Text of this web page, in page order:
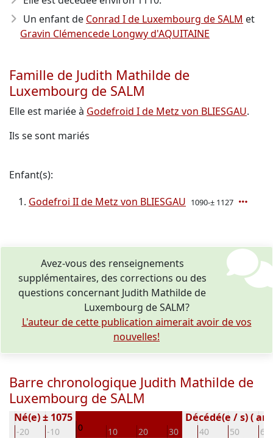
Un enfant de Conrad I de Luxembourg de SALM et
Gravin Clémencede Longwy d'AQUITAINE
Famille de Judith Mathilde de
Luxembourg de SALM
Elle est mariée à Godefroid I de Metz von BLIESGAU.
Ils se sont mariés
Enfant(s):
Godefroi II de Metz von BLIESGAU 1090-± 1127
Avez-vous des renseignements
supplémentaires, des corrections ou des
questions concernant Judith Mathilde de
Luxembourg de SALM?
L'auteur de cette publication aimerait avoir de vos
nouvelles!
Barre chronologique Judith Mathilde de
Luxembourg de SALM
-20 -10 0 10 20 30 40 50 60
Né(e) ± 1075 Décédé(e / s) ( an)